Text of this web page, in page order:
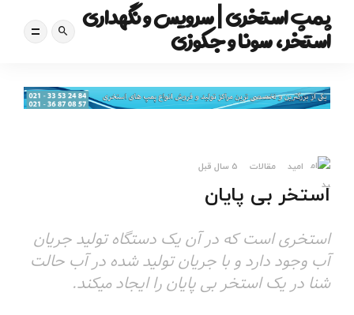
پمپ استخری | سرویس و نگهداری
استخر، سونا و جکوزی
امید مقالات 5 سال قبل
استخر بی پایان
استخری است که در آن یک دستگاه تولید جریان
آب وجود دارد و با جریان تولید شده در آب حالت
شنا در یک استخر بی پایان را ایجاد میکند.